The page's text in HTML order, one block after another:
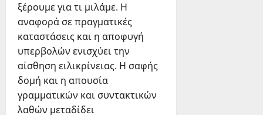
ξέρουμε για τι μιλάμε. Η
αναφορά σε πραγματικές
καταστάσεις και η αποφυγή
υπερβολών ενισχύει την
αίσθηση ειλικρίνειας. Η σαφής
δομή και η απουσία
γραμματικών και συντακτικών
λαθών μεταδίδει